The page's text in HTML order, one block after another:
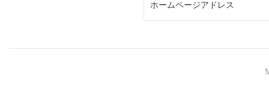
ホームページアドレス